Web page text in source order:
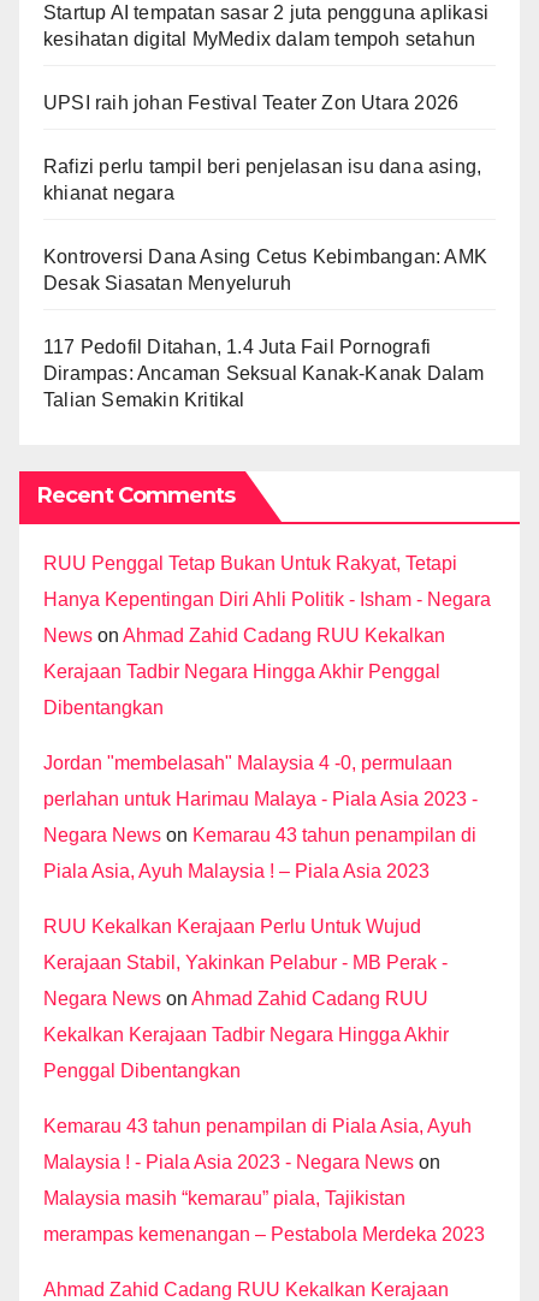
Startup AI tempatan sasar 2 juta pengguna aplikasi
kesihatan digital MyMedix dalam tempoh setahun
UPSI raih johan Festival Teater Zon Utara 2026
Rafizi perlu tampil beri penjelasan isu dana asing,
khianat negara
Kontroversi Dana Asing Cetus Kebimbangan: AMK
Desak Siasatan Menyeluruh
117 Pedofil Ditahan, 1.4 Juta Fail Pornografi
Dirampas: Ancaman Seksual Kanak-Kanak Dalam
Talian Semakin Kritikal
Recent Comments
RUU Penggal Tetap Bukan Untuk Rakyat, Tetapi
Hanya Kepentingan Diri Ahli Politik - Isham - Negara
News on Ahmad Zahid Cadang RUU Kekalkan
Kerajaan Tadbir Negara Hingga Akhir Penggal
Dibentangkan
Jordan "membelasah" Malaysia 4 -0, permulaan
perlahan untuk Harimau Malaya - Piala Asia 2023 -
Negara News on Kemarau 43 tahun penampilan di
Piala Asia, Ayuh Malaysia ! – Piala Asia 2023
RUU Kekalkan Kerajaan Perlu Untuk Wujud
Kerajaan Stabil, Yakinkan Pelabur - MB Perak -
Negara News on Ahmad Zahid Cadang RUU
Kekalkan Kerajaan Tadbir Negara Hingga Akhir
Penggal Dibentangkan
Kemarau 43 tahun penampilan di Piala Asia, Ayuh
Malaysia ! - Piala Asia 2023 - Negara News on
Malaysia masih “kemarau” piala, Tajikistan
merampas kemenangan – Pestabola Merdeka 2023
Ahmad Zahid Cadang RUU Kekalkan Kerajaan